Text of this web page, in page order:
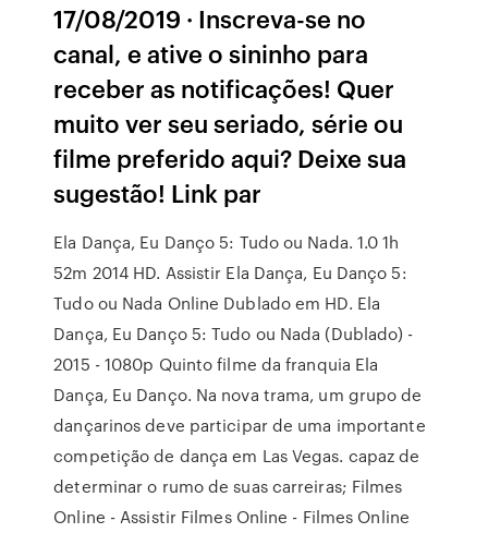
17/08/2019 · Inscreva-se no
canal, e ative o sininho para
receber as notificações! Quer
muito ver seu seriado, série ou
filme preferido aqui? Deixe sua
sugestão! Link par
Ela Dança, Eu Danço 5: Tudo ou Nada. 1.0 1h
52m 2014 HD. Assistir Ela Dança, Eu Danço 5:
Tudo ou Nada Online Dublado em HD. Ela
Dança, Eu Danço 5: Tudo ou Nada (Dublado) -
2015 - 1080p Quinto filme da franquia Ela
Dança, Eu Danço. Na nova trama, um grupo de
dançarinos deve participar de uma importante
competição de dança em Las Vegas. capaz de
determinar o rumo de suas carreiras; Filmes
Online - Assistir Filmes Online - Filmes Online